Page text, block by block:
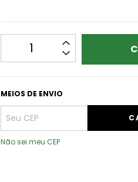
MEIOS DE ENVIO
Não sei meu CEP